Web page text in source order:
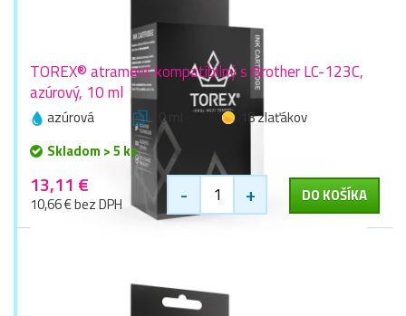
TOREX® atrament kompatibilný s Brother LC-123C,
azúrový, 10 ml
azúrová 10 ml
18 zlaťákov
Skladom > 5 ks
13,11 €
10,66 € bez DPH - + DO KOŠÍKA